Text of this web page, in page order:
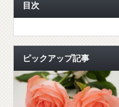
目次
ピックアップ記事